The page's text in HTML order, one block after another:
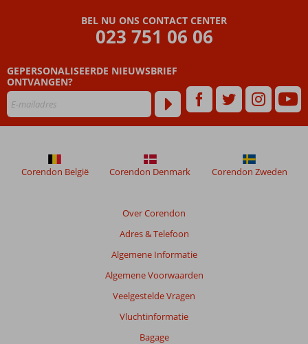
strand
BEL NU ONS CONTACT CENTER
023 751 06 06
GEPERSONALISEERDE NIEUWSBRIEF
ONTVANGEN?
Over Corendon
Adres & Telefoon
Algemene Informatie
Algemene Voorwaarden
Veelgestelde Vragen
Vluchtinformatie
Bagage
Corendon België Corendon Denmark Corendon Zweden